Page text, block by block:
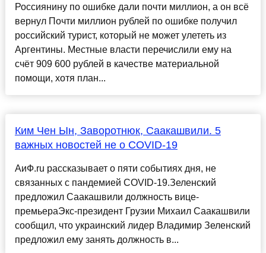
Россиянину по ошибке дали почти миллион, а он всё
вернул Почти миллион рублей по ошибке получил
российский турист, который не может улететь из
Аргентины. Местные власти перечислили ему на
счёт 909 600 рублей в качестве материальной
помощи, хотя план...
Ким Чен Ын, Заворотнюк, Саакашвили. 5
важных новостей не о COVID-19
АиФ.ru рассказывает о пяти событиях дня, не
связанных с пандемией COVID-19.Зеленский
предложил Саакашвили должность вице-
премьераЭкс-президент Грузии Михаил Саакашвили
сообщил, что украинский лидер Владимир Зеленский
предложил ему занять должность в...